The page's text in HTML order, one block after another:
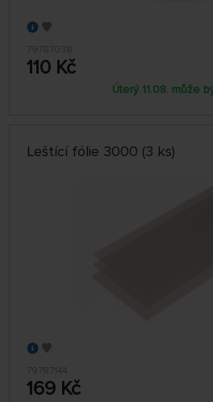
79787038
110 Kč
Úterý 11.08. může
Leštící fólie 3000 (3 ks)
79787144
169 Kč